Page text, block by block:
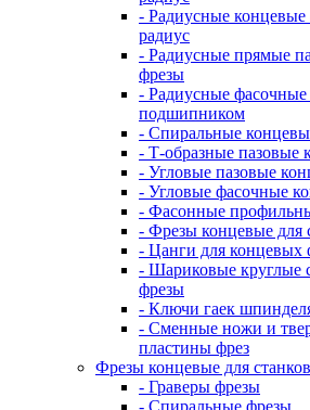
- Радиусные
радиус
- Радиусные прямые
фрезы
- Радиусные
подшипником
- Спиральные
- Т-образные пазовые
- Угловые пазовые
- Угловые фасочные
- Фасонные
- Фрезы концевые для
- Цанги для концевых
- Шариковые круглые
фрезы
- Ключи гаек
- Сменные ножи и
пластины фрез
Фрезы концевые для
- Граверы фрезы
- Спиральные фрезы